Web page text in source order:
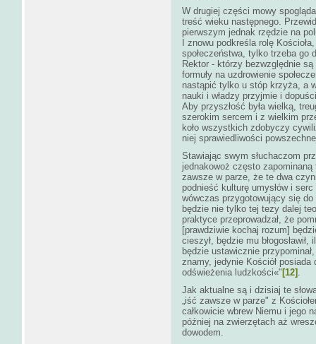
W drugiej części mowy
treść wieku następnego.
pierwszym jednak rzędzie na
I znowu podkreśla rolę
społeczeństwa, tylko trzeba go
Rektor - którzy bezwzględnie
formuły na uzdrowienie
nastąpić tylko u stóp krzyża, a
nauki i władzy przyjmie i
Aby przyszłość była wielką,
szerokim sercem i z wielkim
koło wszystkich zdobyczy
niej sprawiedliwości
Stawiając swym słuchaczom
jednakowoż często
zawsze w parze, że te dwa
podnieść kulturę umysłów i
wówczas przygotowujący się
będzie nie tylko tej tezy dalej
praktyce przeprowadzał, że
[prawdziwie kochaj rozum]
cieszył, będzie mu
będzie ustawicznie
znamy, jedynie Kościół
odświeżenia ludzkości«" [12] .
Jak aktualne są i dzisiaj te
„iść zawsze w parze" z
całkowicie wbrew Niemu i jego
później na zwierzętach aż
dowodem.